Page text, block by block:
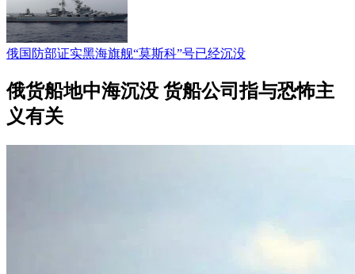
俄国防部证实黑海旗舰“莫斯科”号已经沉没
俄货船地中海沉没 货船公司指与恐怖主
义有关